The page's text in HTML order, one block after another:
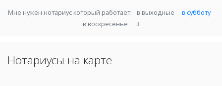
Мне нужен нотариус который работает: в выходные
в субботу
в воскресенье
Нотариусы на карте